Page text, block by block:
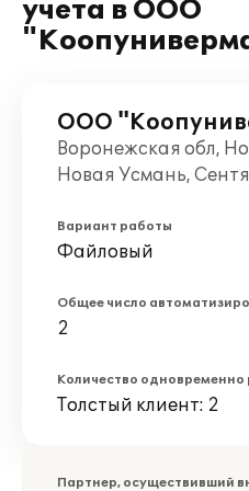
учета в ООО
ООО
Воронежская обл,
Новая Усмань,
Вариант работы
Файловый
Общее число
2
Количество
Толстый клиент: 2
Партнер, осуществивший